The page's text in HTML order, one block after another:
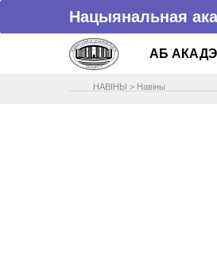
Нацыянальная
АБ
НАВIНЫ > Навіны